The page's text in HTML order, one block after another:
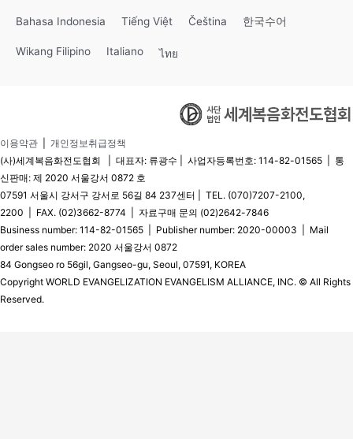
Bahasa Indonesia Tiếng Việt Čeština 한국수어
Wikang Filipino Italiano ไทย
이용약관
개인정보취급정책
(사)세계복음화전도협회 | 대표자: 류광수 | 사업자등록번호: 114-82-01565 | 통
신판매: 제 2020 서울강서 0872 호
07591 서울시 강서구 강서로 56길 84 237센터 | TEL. (070)7207-2100,
2200 | FAX. (02)3662-8774 | 자료구매 문의 (02)2642-7846
Business number: 114-82-01565 | Publisher number: 2020-00003 | Mail
order sales number: 2020 서울강서 0872
84 Gongseo ro 56gil, Gangseo-gu, Seoul, 07591, KOREA
Copyright WORLD EVANGELIZATION EVANGELISM ALLIANCE, INC. © All Rights
Reserved.